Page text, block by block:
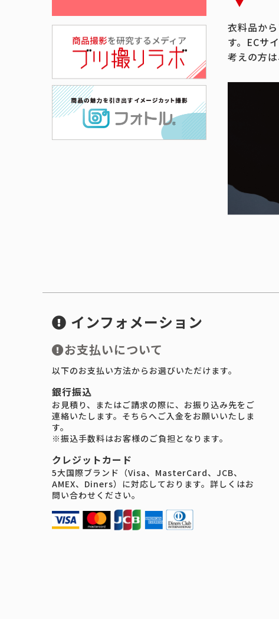
衣料品か
す。ECサ
考えの方
インフォメーション
お支払いについて
以下のお支払い方法からお選びいただけます。
銀行振込
お見積り、またはご請求の際に、お振り込み先をご
連絡いたします。そちらへご入金をお願いいたしま
す。
※振込手数料はお客様のご負担となります。
クレジットカード
5大国際ブランド（Visa、MasterCard、JCB、
AMEX、Diners）に対応しております。詳しくはお
問い合わせください。